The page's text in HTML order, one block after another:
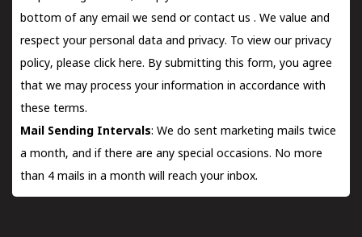
bottom of any email we send orcontact us . We value and
respect your personal data and privacy. To view our privacy
policy, please click here. By submitting this form, you agree
that we may process your information in accordance with
these terms.
Mail Sending Intervals: We do sent marketing mails twice
a month, and if there are any special occasions. No more
than 4 mails in a month will reach your inbox.